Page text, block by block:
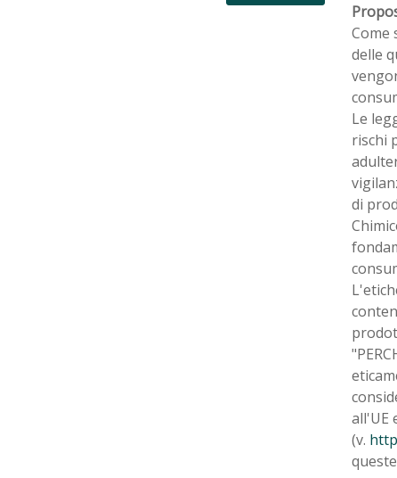
Come
delle
Le
rischi
di
all'UE
(v.